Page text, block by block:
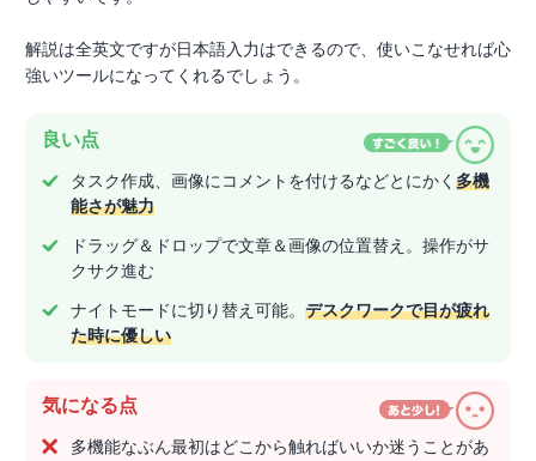
解説は全英文ですが日本語入力はできるので、使いこなせれば心
強いツールになってくれるでしょう。
良い点
タスク作成、画像にコメントを付けるなどとにかく 多機
能さが魅力
ドラッグ＆ドロップで文章＆画像の位置替え。操作がサ
クサク進む
ナイトモードに切り替え可能。 デスクワークで目が疲れ
た時に優しい
気になる点
多機能なぶん最初はどこから触ればいいか迷うことがあ